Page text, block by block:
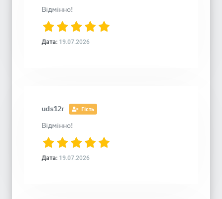
Відмінно!
Дата: 19.07.2026
uds12r Гість
Відмінно!
Дата: 19.07.2026